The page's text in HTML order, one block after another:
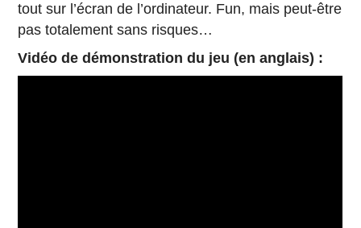
tout sur l’écran de l’or­di­na­teur. Fun, mais peut-être
pas to­ta­le­ment sans risques…
Vidéo de dé­mons­tra­tion du jeu (en anglais) :